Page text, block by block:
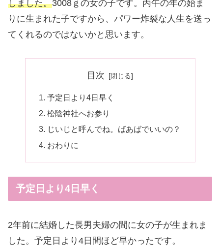
しました。3008ｇの女の子です。丙午の年の始ま
りに生まれた子ですから、パワー炸裂な人生を送っ
てくれるのではないかと思います。
目次
予定日より4日早く
松陰神社へお参り
じいじと呼んでね。ばあばでいいの？
おわりに
予定日より4日早く
2年前に結婚した長男夫婦の間に女の子が生まれま
した。予定日より4日間ほど早かったです。